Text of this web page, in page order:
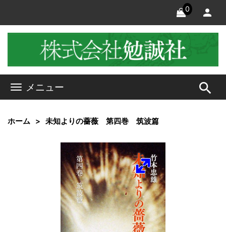
0
メニュー search
ホーム 未知よりの薔薇 第四巻 筑波篇